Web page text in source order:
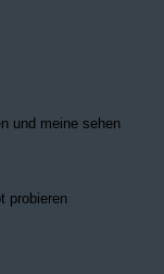
und meine sehen
probieren